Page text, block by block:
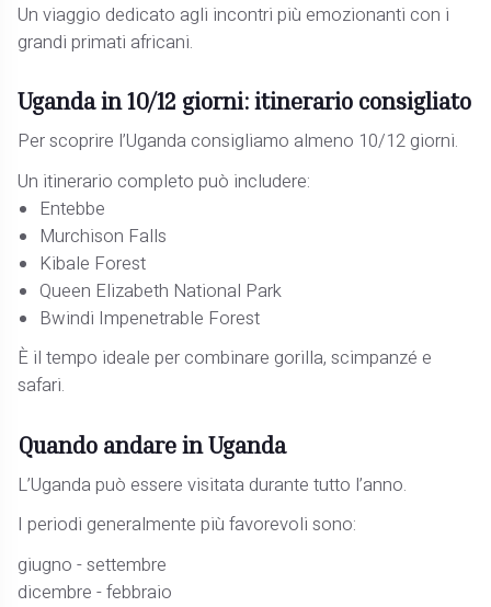
Un viaggio dedicato agli incontri più emozionanti con i
grandi primati africani.
Uganda in 10/12 giorni: itinerario consigliato
Per scoprire l’Uganda consigliamo almeno 10/12 giorni.
Un itinerario completo può includere:
Entebbe
Murchison Falls
Kibale Forest
Queen Elizabeth National Park
Bwindi Impenetrable Forest
È il tempo ideale per combinare gorilla, scimpanzé e
safari.
Quando andare in Uganda
L’Uganda può essere visitata durante tutto l’anno.
I periodi generalmente più favorevoli sono:
giugno - settembre
dicembre - febbraio